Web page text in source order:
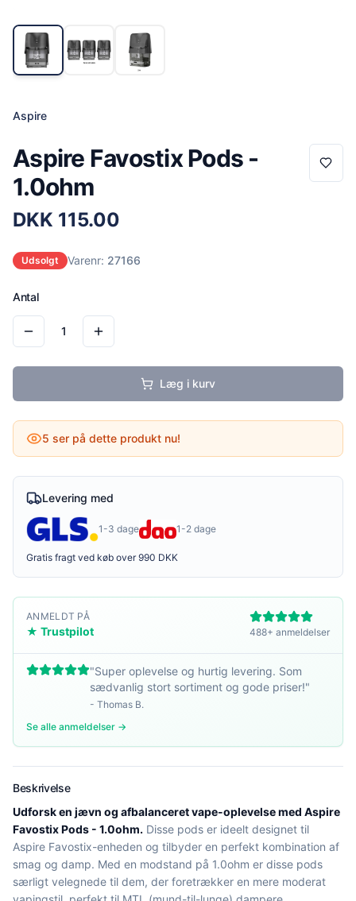
Aspire
Aspire Favostix Pods -
1.0ohm
DKK 115.00
Udsolgt Varenr: 27166
Antal
1
Læg i kurv
5 ser på dette produkt nu!
Levering med
1-3 dage 1-2 dage
Gratis fragt ved køb over 990 DKK
ANMELDT PÅ
★ Trustpilot 488+ anmeldelser
"Super oplevelse og hurtig levering. Som
sædvanlig stort sortiment og gode priser!"
- Thomas B.
Se alle anmeldelser →
Beskrivelse
Udforsk en jævn og afbalanceret vape-oplevelse med Aspire
Favostix Pods - 1.0ohm. Disse pods er ideelt designet til
Aspire Favostix-enheden og tilbyder en perfekt kombination af
smag og damp. Med en modstand på 1.0ohm er disse pods
særligt velegnede til dem, der foretrækker en mere moderat